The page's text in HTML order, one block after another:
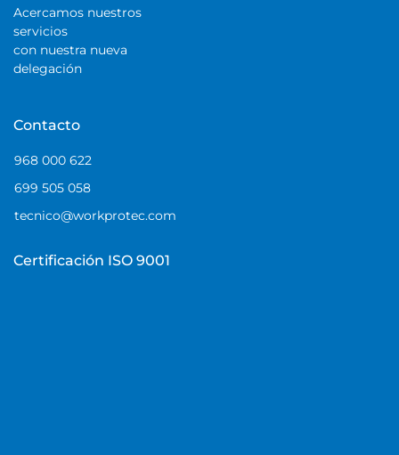
Acercamos nuestros
servicios
con nuestra nueva
delegación
Contacto
968 000 622
699 505 058
tecnico@workprotec.com
Certificación ISO 9001